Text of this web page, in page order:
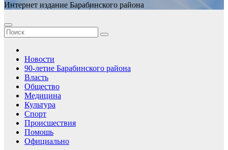
Интернет издание Барабинского района
Новости
90-летие Барабинского района
Власть
Общество
Медицина
Культура
Спорт
Происшествия
Помошь
Официально